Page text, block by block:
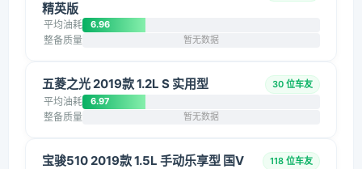
精英版
平均油耗 6.96
整备质量 暂无数据
五菱之光 2019款 1.2L S 实用型 30 位车友
平均油耗 6.97
整备质量 暂无数据
宝骏510 2019款 1.5L 手动乐享型 国V 118 位车友